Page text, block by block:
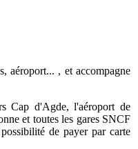
aéroport... , et accompagne
Cap d'Agde, l'aéroport de
et toutes les gares SNCF
de payer par carte